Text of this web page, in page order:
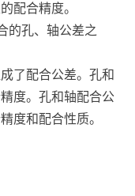
配合精度。
的孔、轴公差之
了配合公差。孔和
度。孔和轴配合公
度和配合性质。